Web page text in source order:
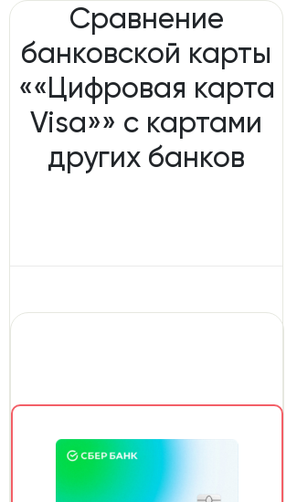
Сравнение
банковской карты
««Цифровая карта
Visa»» с картами
других банков